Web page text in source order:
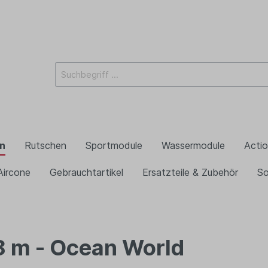
Rutschen Sportmodule Wassermodule
Gebrauchtartikel Ersatzteile & Zubehör
ohne Rutsche Hüpfburg nach
Gebläse Skydancer Gebläse
Maschine Zuckerwattemaschine
Dosenwerfen
- Ocean World